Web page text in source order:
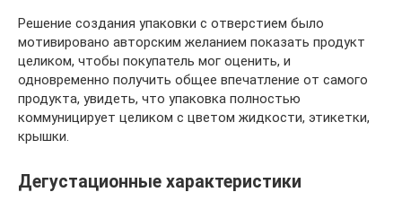
Решение создания упаковки с отверстием было
мотивировано авторским желанием показать продукт
целиком, чтобы покупатель мог оценить, и
одновременно получить общее впечатление от самого
продукта, увидеть, что упаковка полностью
коммуницирует целиком с цветом жидкости, этикетки,
крышки.
Дегустационные характеристики